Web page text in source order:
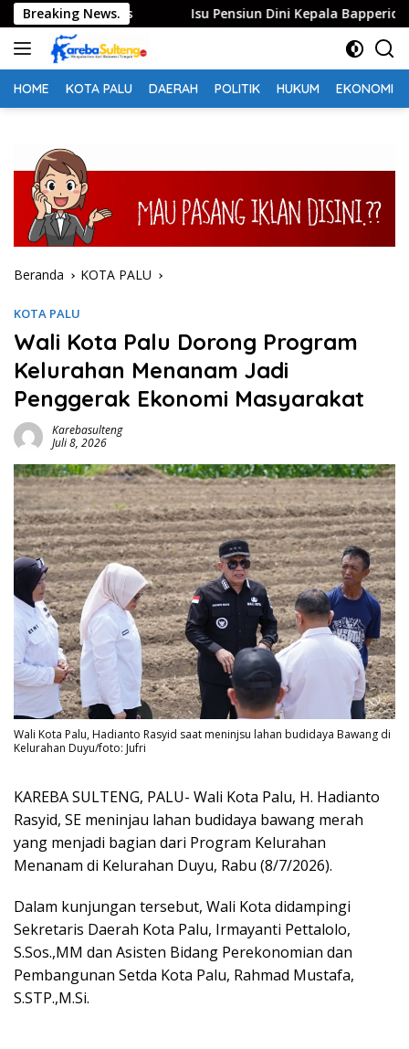
Langsung
ke
konten
Breaking News.
di Kos Isu Pensiun Dini Kepala Bapperida Sigi
HOME KOTA PALU DAERAH POLITIK HUKUM EKONOMI
Beranda KOTA PALU
KOTA PALU
Wali Kota Palu Dorong Program
Kelurahan Menanam Jadi
Penggerak Ekonomi Masyarakat
Karebasulteng
Juli 8, 2026
Wali Kota Palu, Hadianto Rasyid saat meninjsu lahan budidaya Bawang di
Kelurahan Duyu/foto: Jufri
KAREBA SULTENG, PALU- Wali Kota Palu, H. Hadianto
Rasyid, SE meninjau lahan budidaya bawang merah
yang menjadi bagian dari Program Kelurahan
Menanam di Kelurahan Duyu, Rabu (8/7/2026).
Dalam kunjungan tersebut, Wali Kota didampingi
Sekretaris Daerah Kota Palu, Irmayanti Pettalolo,
S.Sos.,MM dan Asisten Bidang Perekonomian dan
Pembangunan Setda Kota Palu, Rahmad Mustafa,
S.STP.,M.Si.